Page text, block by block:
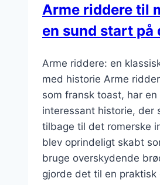
Arme riddere til
en sund start på
Arme riddere: en
med historie Arme
som fransk toast, har en
interessant historie, der
tilbage til det romerske
blev oprindeligt skabt
bruge overskydende
gjorde det til en praktisk